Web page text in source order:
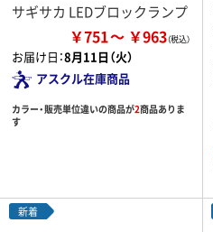
サギサカ LEDブロックランプ
￥751 ￥963
お届け日：8月11日（火）
アスクル在庫商品
カラー・販売単位違いの商品が2商品ありま
す
新着